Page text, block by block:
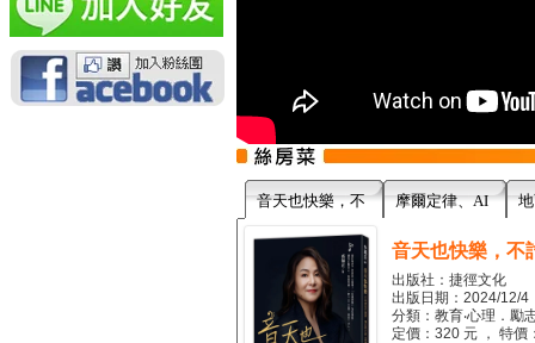
音天也快樂，不 摩爾定律、AI
音天也快樂，不
出版社：捷徑文化
出版日期：2024/12/4
分類：教育‧心理．勵
定價：320 元 ， 特價